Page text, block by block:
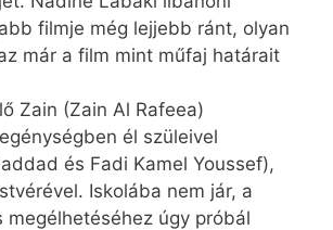
filmje még lejjebb ránt, olyan
már a film mint műfaj határait
Zain (Zain Al Rafeea)
él szüleivel
és Fadi Kamel Youssef),
Iskolába nem jár, a
megélhetéséhez úgy próbál